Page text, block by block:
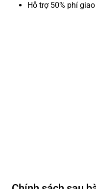
Hỗ trợ 50% phí